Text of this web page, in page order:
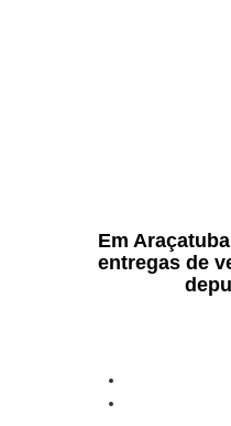
Em
entregas de